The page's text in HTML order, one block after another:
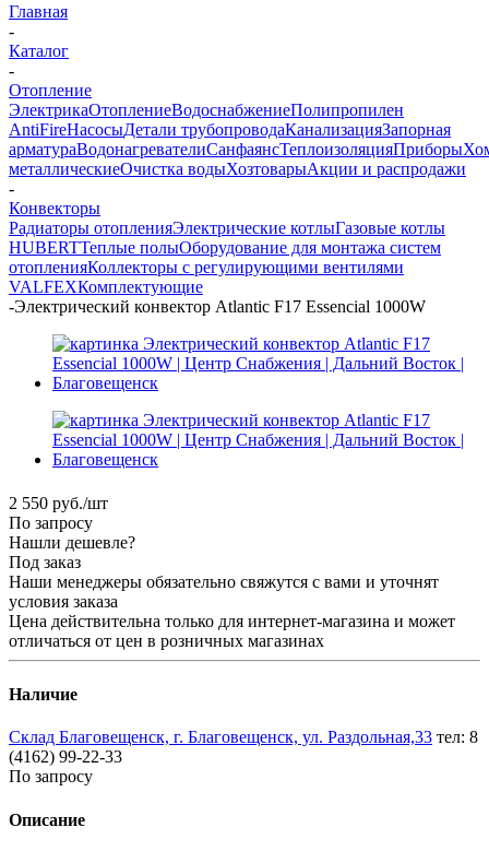
Главная
-
Каталог
-
Отопление
ЭлектрикаОтоплениеВодоснабжениеПолипропилен
AntiFireНасосыДетали трубопроводаКанализацияЗапорная
арматураВодонагревателиСанфаянсТеплоизоляцияПриборы
металлическиеОчистка водыХозтоварыАкции и распродажи
-
Конвекторы
Радиаторы отопленияЭлектрические котлыГазовые котлы
HUBERTТеплые полыОборудование для монтажа систем
отопленияКоллекторы с регулирующими вентилями
VALFEXКомплектующие
-Электрический конвектор Atlantic F17 Essencial 1000W
2 550 руб./шт
По запросу
Нашли дешевле?
Под заказ
Наши менеджеры обязательно свяжутся с вами и уточнят
условия заказа
Цена действительна только для интернет-магазина и может
отличаться от цен в розничных магазинах
Наличие
Склад Благовещенск, г. Благовещенск, ул. Раздольная,33 тел: 8
(4162) 99-22-33
По запросу
Описание